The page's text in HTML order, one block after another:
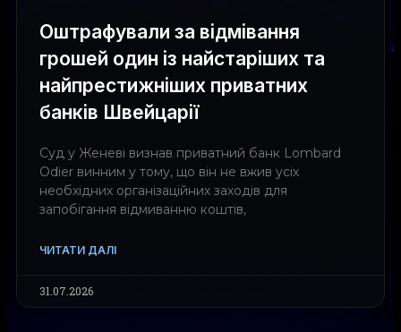
Оштрафували за відмівання
грошей один із найстаріших та
найпрестижніших приватних
банків Швейцарії
Суд у Женеві визнав приватний банк Lombard
Odier винним у тому, що він не вжив усіх
необхідних організаційних заходів для
запобігання відмиванню коштів,
ЧИТАТИ ДАЛІ
31.07.2026